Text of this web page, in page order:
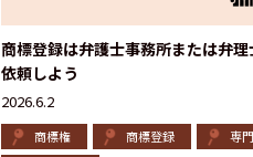
商標登録は弁護士事務所または弁
依頼しよう
2026.6.2
商標権 商標登録
専